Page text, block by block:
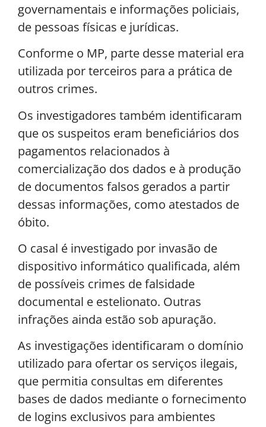
governamentais e informações policiais,
de pessoas físicas e jurídicas.
Conforme o MP, parte desse material era
utilizada por terceiros para a prática de
outros crimes.
Os investigadores também identificaram
que os suspeitos eram beneficiários dos
pagamentos relacionados à
comercialização dos dados e à produção
de documentos falsos gerados a partir
dessas informações, como atestados de
óbito.
O casal é investigado por invasão de
dispositivo informático qualificada, além
de possíveis crimes de falsidade
documental e estelionato. Outras
infrações ainda estão sob apuração.
As investigações identificaram o domínio
utilizado para ofertar os serviços ilegais,
que permitia consultas em diferentes
bases de dados mediante o fornecimento
de logins exclusivos para ambientes